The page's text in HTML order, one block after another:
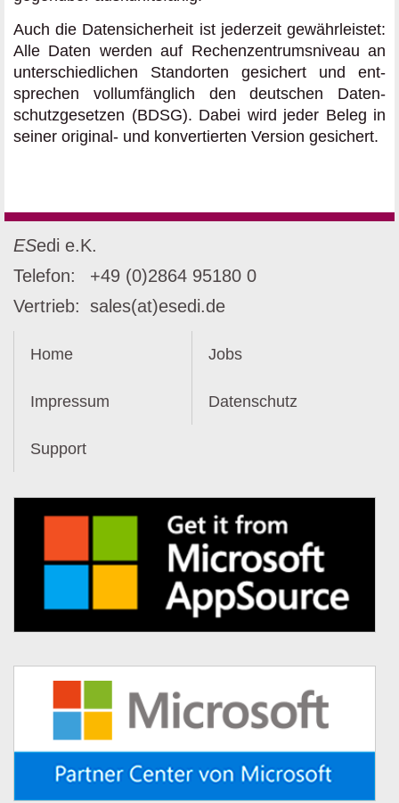
Auch die Datensicherheit ist jederzeit gewähr­leistet:
Alle Daten werden auf Rechen­zentrumsniveau an
unter­schied­lichen Standorten gesichert und ent­
sprechen vollumfänglich den deutschen Daten­
schutz­gesetzen (BDSG). Dabei wird jeder Beleg in
seiner original- und konvertierten Version gesichert.
ESedi e.K.
Telefon:
+49 (0)2864 95180 0
Vertrieb: sales(at)esedi.de
Home Jobs
Impressum Datenschutz
Support